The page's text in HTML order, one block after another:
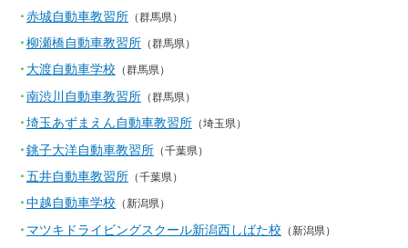
赤城自動車教習所 （群馬県）
柳瀬橋自動車教習所 （群馬県）
大渡自動車学校 （群馬県）
南渋川自動車教習所 （群馬県）
埼玉あずまえん自動車教習所 （埼玉県）
銚子大洋自動車教習所 （千葉県）
五井自動車教習所 （千葉県）
中越自動車学校 （新潟県）
マツキドライビングスクール新潟西しばた校 （新潟県）